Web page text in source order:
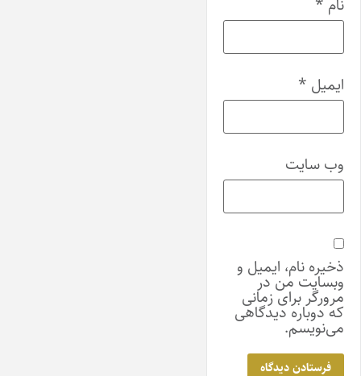
نام *
ایمیل *
وب‌ سایت
ذخیره نام، ایمیل و
وبسایت من در
مرورگر برای زمانی
که دوباره دیدگاهی
می‌نویسم.